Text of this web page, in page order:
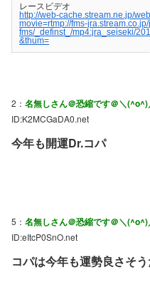
レースビデオ
http://web-cache.stream.ne.jp/
movie=rtmp://fms-
fms/_definst_/mp4:jra_seiseki/
&thum=
2： 名無しさん＠恐縮です＠＼(^o^)
ID:K2MCGaDA0.net
今年も開運Dr.コパ
5： 名無しさん＠恐縮です＠＼(^o^)
ID:eItcP0SnO.net
コパは今年も運勢良さそう